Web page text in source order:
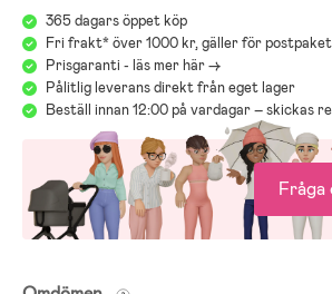
365 dagars öppet köp
Fri frakt* över 1000 kr, gäller för
Prisgaranti - läs mer här ->
Pålitlig leverans direkt från eget lager
Beställ innan 12:00 på vardagar – skickas